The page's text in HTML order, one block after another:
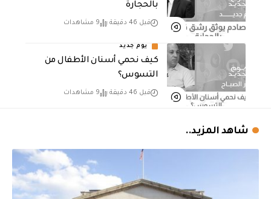
بالحجارة
قبل 46 دقيقة 9 مشاهدات
يوم جديد
كيف نحمي أسنان الأطفال من
التسوس؟
قبل 46 دقيقة 9 مشاهدات
شاهد المزيد..